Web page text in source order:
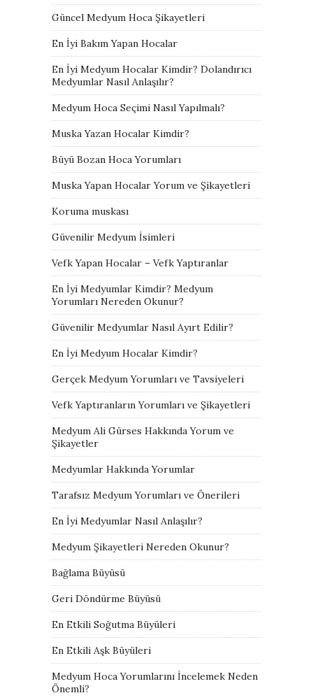
Güncel Medyum Hoca Şikayetleri
En İyi Bakım Yapan Hocalar
En İyi Medyum Hocalar Kimdir? Dolandırıcı
Medyumlar Nasıl Anlaşılır?
Medyum Hoca Seçimi Nasıl Yapılmalı?
Muska Yazan Hocalar Kimdir?
Büyü Bozan Hoca Yorumları
Muska Yapan Hocalar Yorum ve Şikayetleri
Koruma muskası
Güvenilir Medyum İsimleri
Vefk Yapan Hocalar – Vefk Yaptıranlar
En İyi Medyumlar Kimdir? Medyum
Yorumları Nereden Okunur?
Güvenilir Medyumlar Nasıl Ayırt Edilir?
En İyi Medyum Hocalar Kimdir?
Gerçek Medyum Yorumları ve Tavsiyeleri
Vefk Yaptıranların Yorumları ve Şikayetleri
Medyum Ali Gürses Hakkında Yorum ve
Şikayetler
Medyumlar Hakkında Yorumlar
Tarafsız Medyum Yorumları ve Önerileri
En İyi Medyumlar Nasıl Anlaşılır?
Medyum Şikayetleri Nereden Okunur?
Bağlama Büyüsü
Geri Döndürme Büyüsü
En Etkili Soğutma Büyüleri
En Etkili Aşk Büyüleri
Medyum Hoca Yorumlarını İncelemek Neden
Önemli?